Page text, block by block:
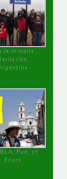
la minería ,
Pue, 27
Enero